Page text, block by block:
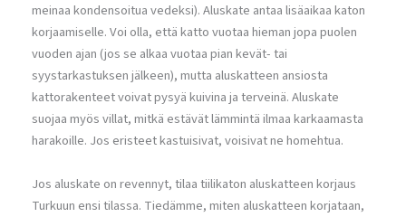
meinaa kondensoitua vedeksi). Aluskate antaa lisäaikaa katon
korjaamiselle. Voi olla, että katto vuotaa hieman jopa puolen
vuoden ajan (jos se alkaa vuotaa pian kevät- tai
syystarkastuksen jälkeen), mutta aluskatteen ansiosta
kattorakenteet voivat pysyä kuivina ja terveinä. Aluskate
suojaa myös villat, mitkä estävät lämmintä ilmaa karkaamasta
harakoille. Jos eristeet kastuisivat, voisivat ne homehtua.
Jos aluskate on revennyt, tilaa tiilikaton aluskatteen korjaus
Turkuun ensi tilassa. Tiedämme, miten aluskatteen korjataan,